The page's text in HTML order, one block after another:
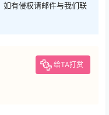
如有侵权请邮件与我们联
给TA打赏